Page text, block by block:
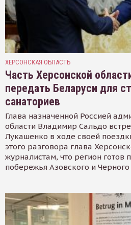
ХЕРСОНСКАЯ ОБЛАСТЬ
Часть Херсонской
передать Беларуси для
санаториев
Глава назначенной Россией
области Владимир Сальдо
Лукашенко в ходе своей
этого разговора глава
журналистам, что регион готов
побережья Азовского и